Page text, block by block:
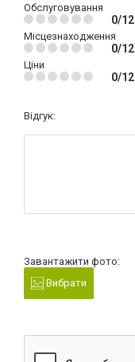
Обслуговування
0/12
Місцезнаходження
0/12
Ціни
0/12
Відгук:
Завантажити фото:
Вибрати